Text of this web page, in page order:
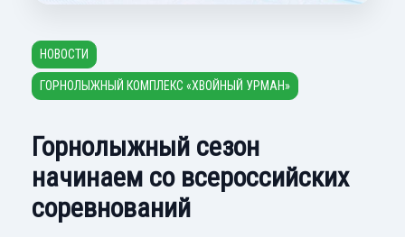
НОВОСТИ
ГОРНОЛЫЖНЫЙ КОМПЛЕКС «ХВОЙНЫЙ УРМАН»
Горнолыжный сезон
начинаем со всероссийских
соревнований